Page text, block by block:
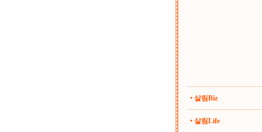
• 살림Biz
• 살림Life